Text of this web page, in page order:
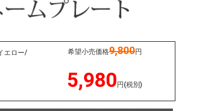
エロー/
希望小売価格9,800円
5,980円(税別)